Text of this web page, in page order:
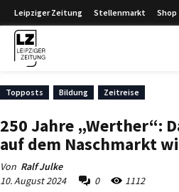
Leipziger Zeitung Stellenmarkt Shop
Topposts Bildung Zeitreise
250 Jahre „Werther“:
auf dem Naschmarkt
Von Ralf Julke
10. August 2024
0 1112